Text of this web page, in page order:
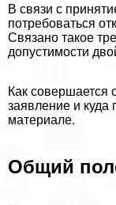
В связи с
потребоваться
Связано такое
допустимости
Как совершается
заявление и куда
материале.
Общий